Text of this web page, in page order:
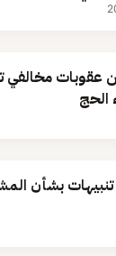
عقوبات
الحج
وزارة الصحة: 6 تنبيهات